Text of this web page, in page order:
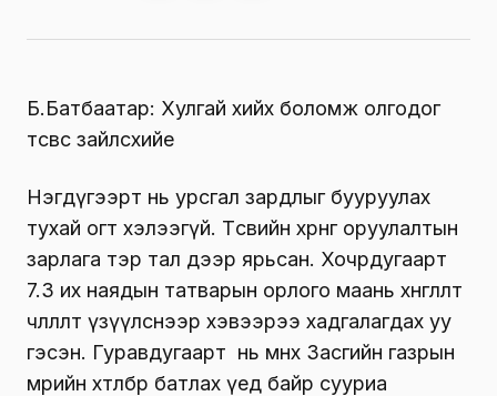
Б.Батбаатар: Хулгай хийх боломж олгодог
төсвөөс зайлcхийе
Нэгдүгээрт нь урсгал зардлыг бууруулах
тухай огт хэлээгүй. Төсвийн хөрөнгө оруулалтын
зарлага тэр тал дээр ярьсан. Хочрдугаарт
7.3 их наядын татварын орлого маань хөнгөлөлт
чөлөөлөлт үзүүлснээр хэвээрээ хадгалагдах уу
гэсэн. Гуравдугаарт нь өмнөх Засгийн газрын
мөрийн хөтөлбөр батлах үед байр сууриа